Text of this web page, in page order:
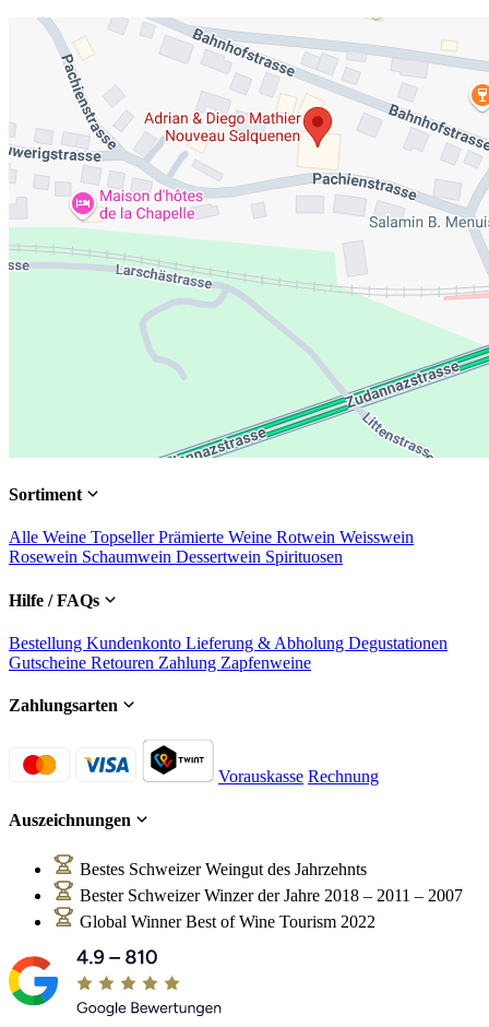
Sortiment
Alle Weine TopsellerPrämierte Weine Rotwein Weisswein
Rosewein Schaumwein Dessertwein Spirituosen
Hilfe / FAQs
Bestellung Kundenkonto Lieferung & Abholung Degustationen
Gutscheine Retouren Zahlung Zapfenweine
Zahlungsarten
Vorauskasse Rechnung
Auszeichnungen
Bestes Schweizer Weingut des Jahrzehnts
Bester Schweizer Winzer der Jahre 2018 – 2011 – 2007
Global Winner Best of Wine Tourism 2022